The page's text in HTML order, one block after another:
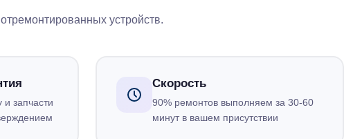
устройств.
запчасти
Скорость
90% ремонтов выполняем за 30-60
минут в вашем присутствии